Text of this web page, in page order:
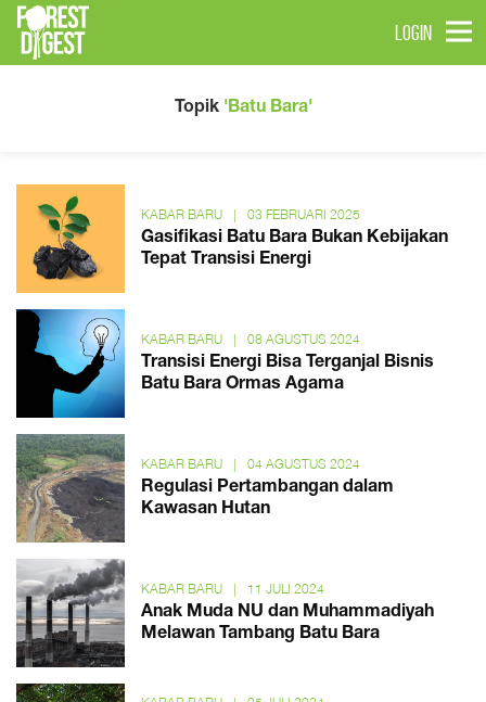
LOGIN
Topik 'Batu Bara'
KABAR BARU | 03 FEBRUARI 2025
Gasifikasi Batu Bara Bukan Kebijakan
Tepat Transisi Energi
KABAR BARU | 08 AGUSTUS 2024
Transisi Energi Bisa Terganjal Bisnis
Batu Bara Ormas Agama
KABAR BARU | 04 AGUSTUS 2024
Regulasi Pertambangan dalam
Kawasan Hutan
KABAR BARU | 11 JULI 2024
Anak Muda NU dan Muhammadiyah
Melawan Tambang Batu Bara